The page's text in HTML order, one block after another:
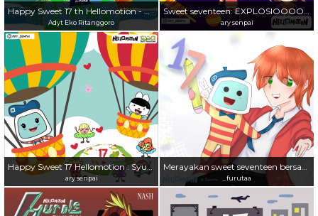
Happy Sweet 17 th Hellomotion - Menembus Batas Kreatifitas
Adyt Eko Ritanggoro
Sweet seventeen: EXPLOSIOOOOON
ary senpai
Happy Sweet 17 Hellomotion : Syukuran diatas awan!
ary senpai
Merayakan sweet seventeen bersama personifikasi homie!
_furutaa